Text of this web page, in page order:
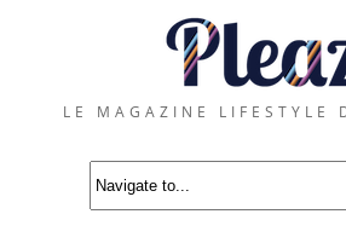
LE MAGAZINE LIFESTYLE